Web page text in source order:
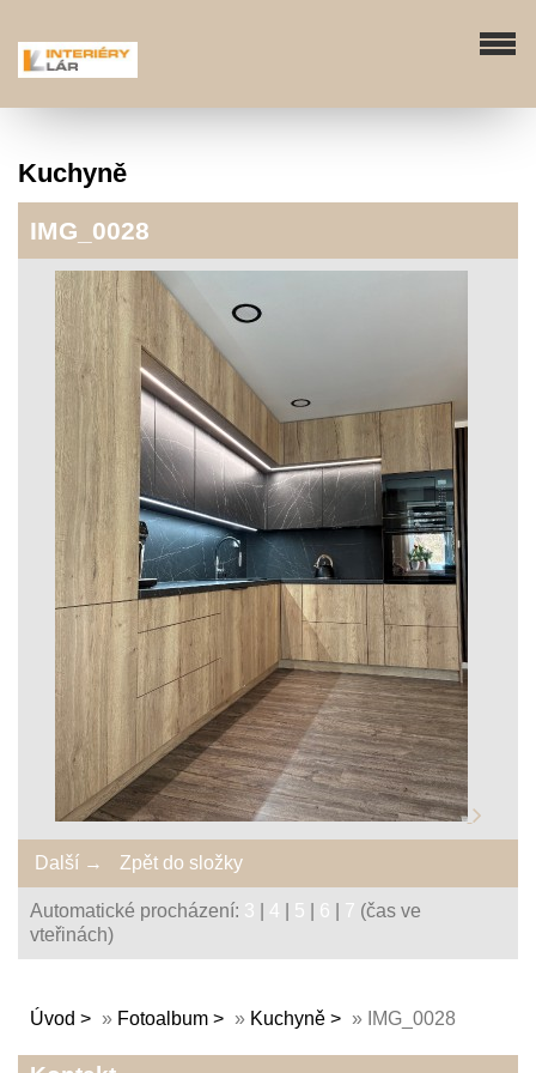
Kuchyně
IMG_0028
Další → Zpět do složky
Automatické procházení: 3 4 5 6 7 (čas ve
vteřinách)
Úvod » Fotoalbum » Kuchyně » IMG_0028